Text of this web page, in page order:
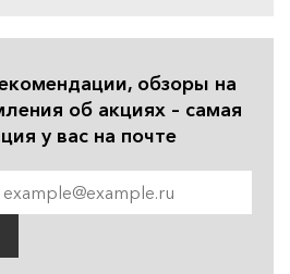
обзоры на
об акциях – самая
у вас на почте